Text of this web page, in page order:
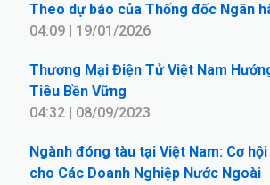
Theo dự báo của Thống đốc Ngân
04:09 | 19/01/2026
Thương Mại Điện Tử Việt Nam
Tiêu Bền Vững
04:32 | 08/09/2023
Ngành đóng tàu tại Việt Nam: Cơ
cho Các Doanh Nghiệp Nước Ngoài